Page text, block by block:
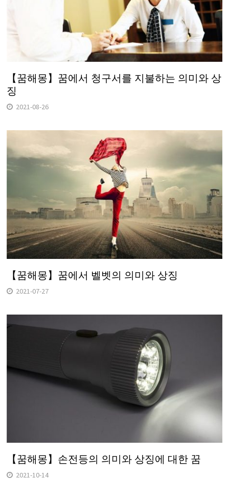
【꿈해몽】꿈에서 청구서를 지불하는 의미와 상
징
2021-08-26
【꿈해몽】꿈에서 벨벳의 의미와 상징
2021-07-27
【꿈해몽】손전등의 의미와 상징에 대한 꿈
2021-10-14